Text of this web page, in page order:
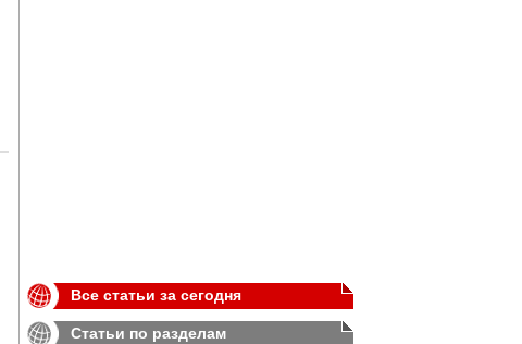
Все статьи за сегодня
Статьи по разделам